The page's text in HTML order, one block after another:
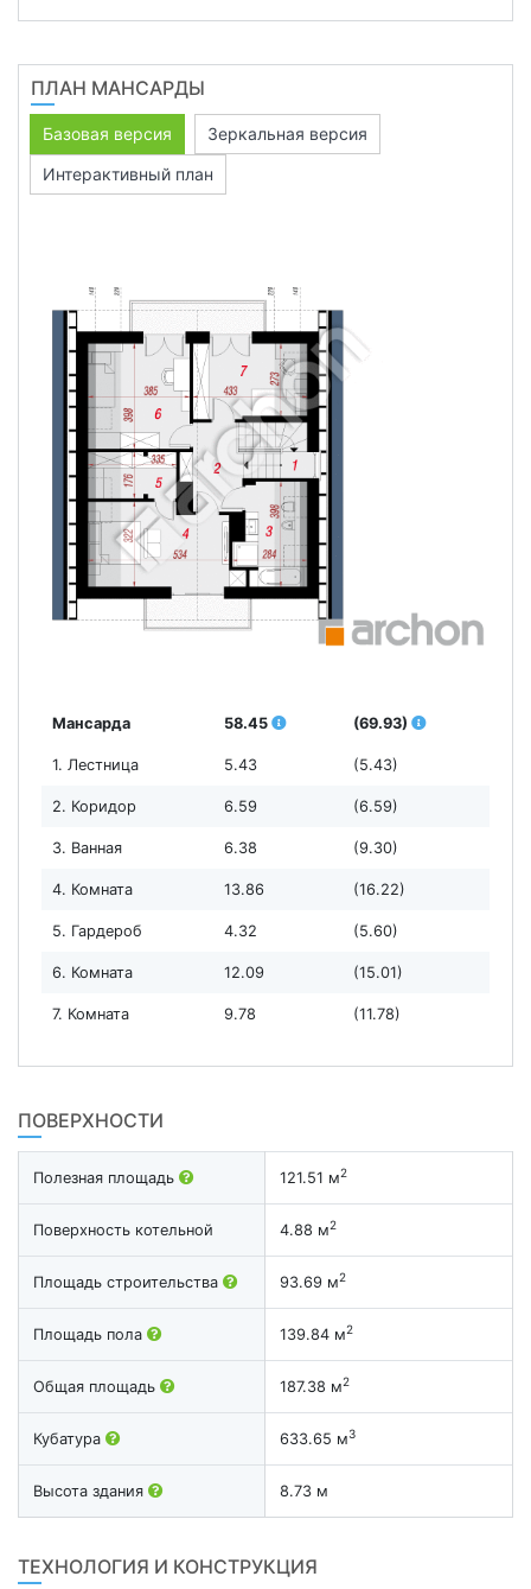
ПЛАН МАНСАРДЫ
Базовая версия
Зеркальная версия
Интерактивный план
Мансарда 58.45 (69.93)
1. Лестница 5.43 (5.43)
2. Коридор 6.59 (6.59)
3. Ванная 6.38 (9.30)
4. Комната 13.86 (16.22)
5. Гардероб 4.32 (5.60)
6. Комната 12.09 (15.01)
7. Комната 9.78 (11.78)
ПОВЕРХНОСТИ
Полезная площадь 121.51 м2
Поверхность котельной 4.88 м2
Площадь строительства 93.69 м2
Площадь пола 139.84 м2
Общая площадь 187.38 м2
Кубатура 633.65 м3
Высота здания 8.73 м
ТЕХНОЛОГИЯ И КОНСТРУКЦИЯ